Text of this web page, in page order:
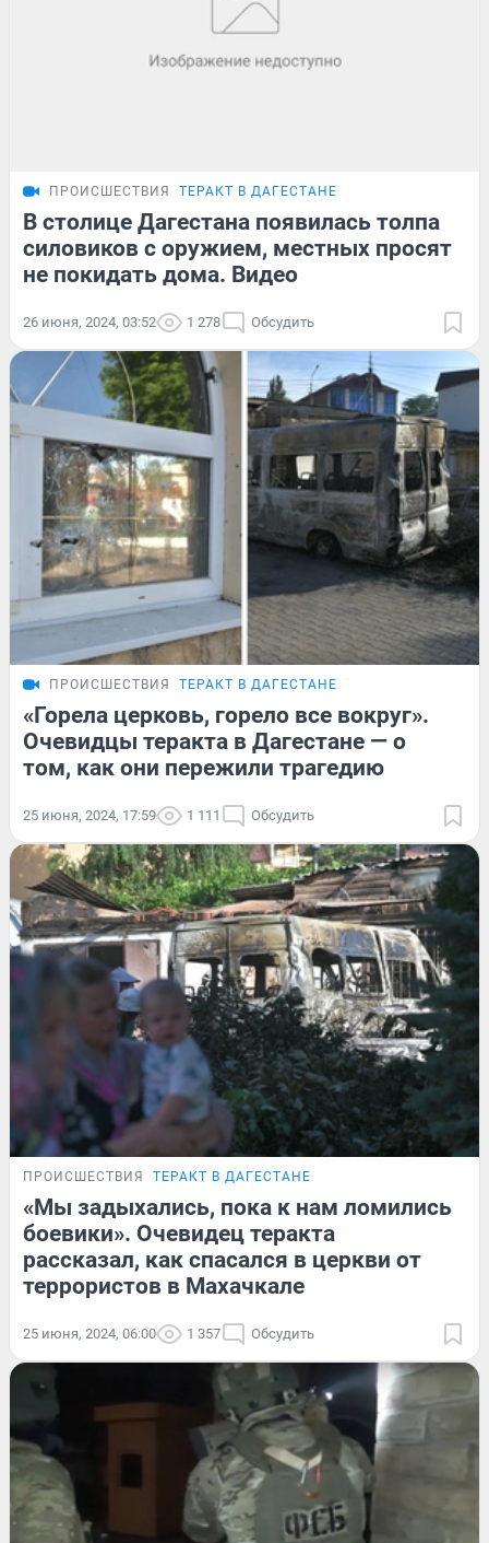
ПРОИСШЕСТВИЯ ТЕРАКТ В ДАГЕСТАНЕ
В столице Дагестана появилась толпа
силовиков с оружием, местных просят
не покидать дома. Видео
26 июня, 2024, 03:52 1 278 Обсудить
ПРОИСШЕСТВИЯ ТЕРАКТ В ДАГЕСТАНЕ
«Горела церковь, горело все вокруг».
Очевидцы теракта в Дагестане — о
том, как они пережили трагедию
25 июня, 2024, 17:59 1 111 Обсудить
ПРОИСШЕСТВИЯ ТЕРАКТ В ДАГЕСТАНЕ
«Мы задыхались, пока к нам ломились
боевики». Очевидец теракта
рассказал, как спасался в церкви от
террористов в Махачкале
25 июня, 2024, 06:00 1 357 Обсудить